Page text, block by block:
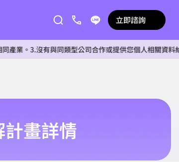
立即諮詢
與同類型公司合作或提供您個人相關資料給任何單
畫詳情